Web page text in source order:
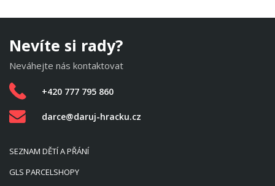
Nevíte si rady?
Neváhejte nás kontaktovat
+420 777 795 860
darce@daruj-hracku.cz
SEZNAM DĚTÍ A PŘÁNÍ
GLS PARCELSHOPY